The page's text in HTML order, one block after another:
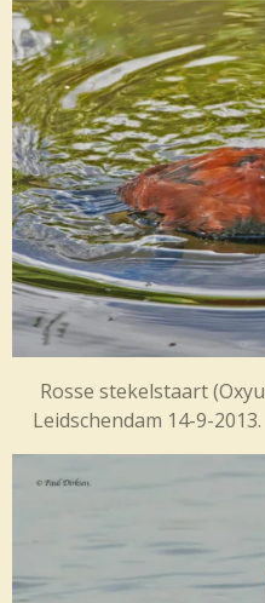
Rosse stekelstaart (